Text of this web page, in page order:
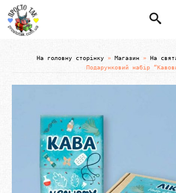
На головну сторінку » Магазин » На
Подарунковий набір